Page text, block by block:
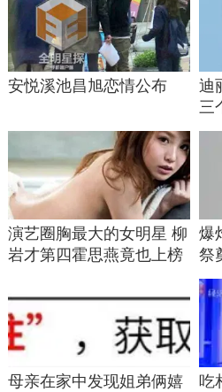
安悦溪池昌旭恋情公布
迪
三
演艺圈胸最大的女明星 柳
岩才第四霍思燕竟也上榜
爆
祭
是
母亲在家中发现姐弟俩嬉
吃